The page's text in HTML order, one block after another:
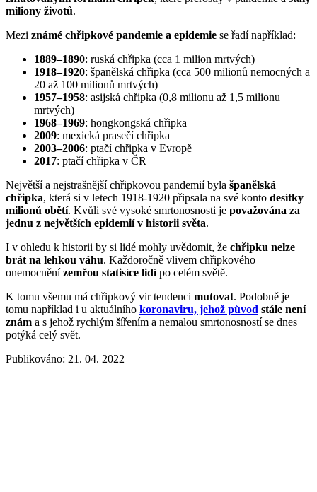
miliony životů.
Mezi známé chřipkové pandemie a epidemie se řadí například:
1889–1890: ruská chřipka (cca 1 milion mrtvých)
1918–1920: španělská chřipka (cca 500 milionů nemocných a
20 až 100 milionů mrtvých)
1957–1958: asijská chřipka (0,8 milionu až 1,5 milionu
mrtvých)
1968–1969: hongkongská chřipka
2009: mexická prasečí chřipka
2003–2006: ptačí chřipka v Evropě
2017: ptačí chřipka v ČR
Největší a nejstrašnější chřipkovou pandemií byla španělská
chřipka, která si v letech 1918-1920 připsala na své konto desítky
milionů obětí. Kvůli své vysoké smrtonosnosti je považována za
jednu z největších epidemií v historii světa.
I v ohledu k historii by si lidé mohly uvědomit, že chřipku nelze
brát na lehkou váhu. Každoročně vlivem chřipkového
onemocnění zemřou statisíce lidípo celém světě.
K tomu všemu má chřipkový vir tendenci mutovat. Podobně je
tomu například i u aktuálního koronaviru, jehož původ stále není
znám a s jehož rychlým šířením a nemalou smrtonosností se dnes
potýká celý svět.
Publikováno: 21. 04. 2022